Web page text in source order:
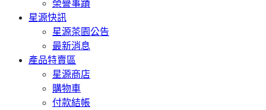
榮譽事蹟
星源快訊
星源茶園公告
最新消息
產品特賣區
星源商店
購物車
付款結帳